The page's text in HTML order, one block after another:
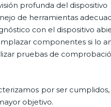
profunda del dispositivo
de herramientas
con el dispositivo
componentes si lo
pruebas de
por ser
objetivo.